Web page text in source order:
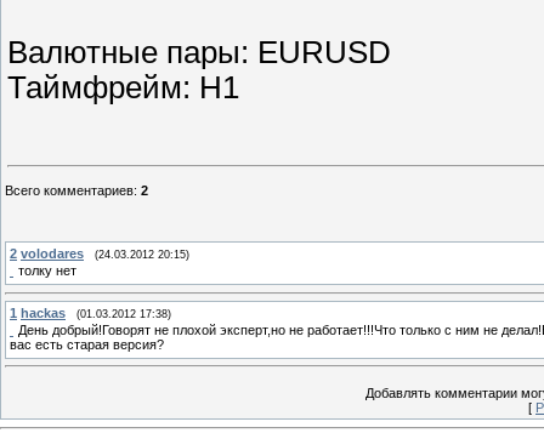
Валютные пары: EURUSD
Таймфрейм: H1
Всего комментариев: 2
2 volodares (24.03.2012 20:15)
толку нет
1 hackas (01.03.2012 17:38)
День добрый!Говорят не плохой эксперт,но не работает!!!Что только с ним не
вас есть старая версия?
Добавлять комментарии
[